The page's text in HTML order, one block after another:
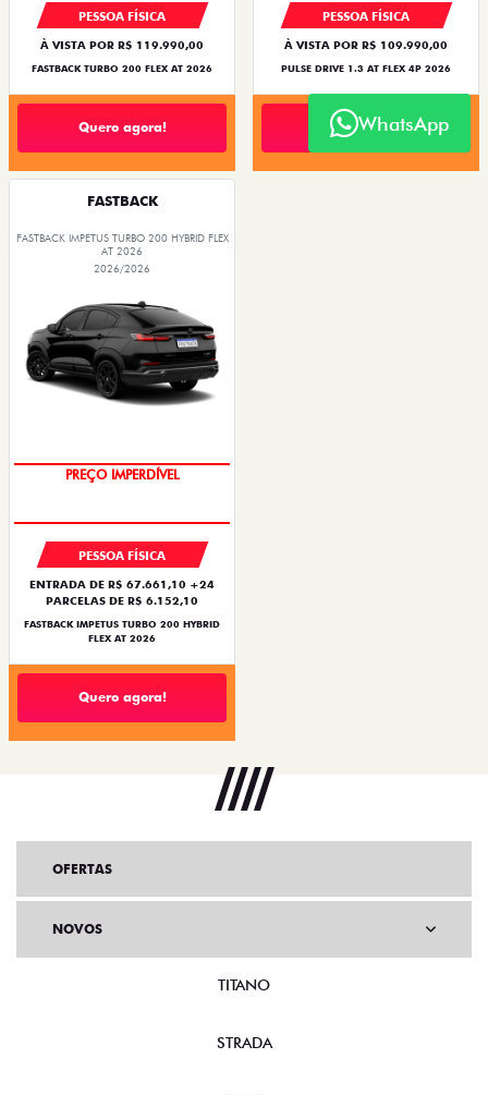
PESSOA FÍSICA
À VISTA POR R$ 119.990,00
FASTBACK TURBO 200 FLEX AT 2026
Quero agora!
PESSOA FÍSICA
À VISTA POR R$ 109.990,00
PULSE DRIVE 1.3 AT FLEX 4P 2026
Quero agora!
FASTBACK
FASTBACK IMPETUS TURBO 200 HYBRID FLEX
AT 2026
2026/2026
OPORTUNIDADE
PESSOA FÍSICA
ENTRADA DE R$ 67.661,10 +24
PARCELAS DE R$ 6.152,10
FASTBACK IMPETUS TURBO 200 HYBRID
FLEX AT 2026
Quero agora!
WhatsApp
OFERTAS
NOVOS
TITANO
STRADA